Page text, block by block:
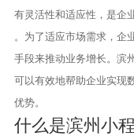
有灵活性和适应性，是企
。为了适应市场需求，企
手段来推动业务增长。滨
可以有效地帮助企业实现
优势。
什么是滨州小